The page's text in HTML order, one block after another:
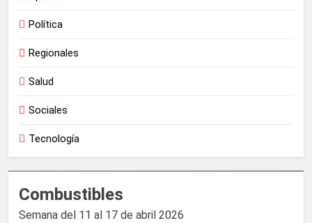
Política
Regionales
Salud
Sociales
Tecnología
Combustibles
Semana del 11 al 17 de abril 2026